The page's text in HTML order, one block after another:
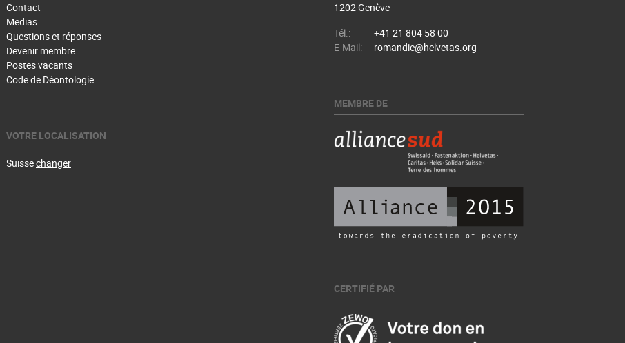
Contact
Medias
Questions et réponses
Devenir membre
Postes vacants
Code de Déontologie
VOTRE LOCALISATION
Suissechanger
1202 Genève
Tél.:
+41 21 804 58 00
E-Mail:
romandie@helvetas.org
MEMBRE DE
CERTIFIÉ PAR